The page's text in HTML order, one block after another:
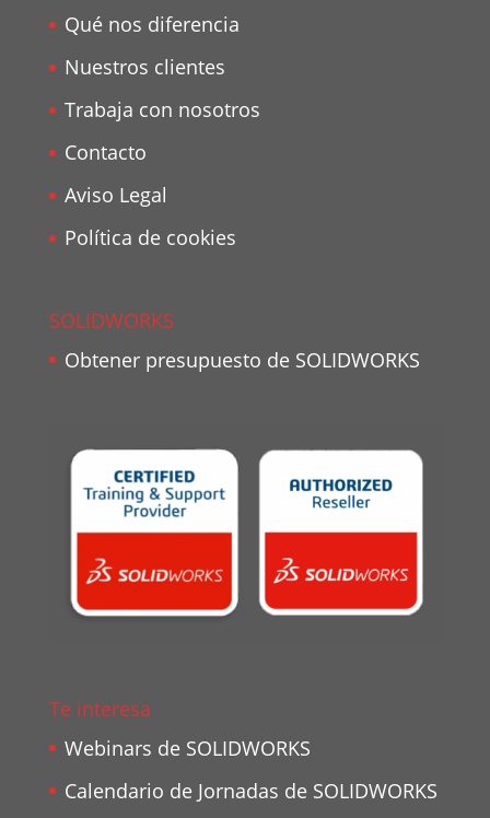
Qué nos diferencia
Nuestros clientes
Trabaja con nosotros
Contacto
Aviso Legal
Política de cookies
SOLIDWORKS
Obtener presupuesto de SOLIDWORKS
Te interesa
Webinars de SOLIDWORKS
Calendario de Jornadas de SOLIDWORKS